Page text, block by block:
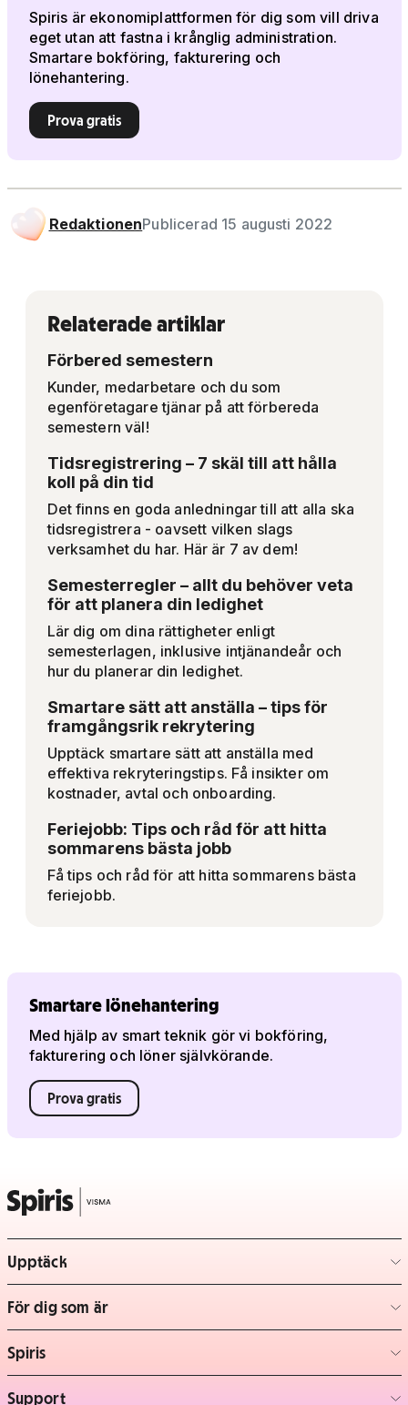
Spiris är ekonomiplattformen för dig som vill driva
eget utan att fastna i krånglig administration.
Smartare bokföring, fakturering och
lönehantering.
Prova gratis
RedaktionenPublicerad 15 augusti 2022
Relaterade artiklar
Förbered semestern
Kunder, medarbetare och du som
egenföretagare tjänar på att förbereda
semestern väl!
Tidsregistrering – 7 skäl till att hålla
koll på din tid
Det finns en goda anledningar till att alla ska
tidsregistrera - oavsett vilken slags
verksamhet du har. Här är 7 av dem!
Semesterregler – allt du behöver veta
för att planera din ledighet
Lär dig om dina rättigheter enligt
semesterlagen, inklusive intjänandeår och
hur du planerar din ledighet.
Smartare sätt att anställa – tips för
framgångsrik rekrytering
Upptäck smartare sätt att anställa med
effektiva rekryteringstips. Få insikter om
kostnader, avtal och onboarding.
Feriejobb: Tips och råd för att hitta
sommarens bästa jobb
Få tips och råd för att hitta sommarens bästa
feriejobb.
Smartare lönehantering
Med hjälp av smart teknik gör vi bokföring,
fakturering och löner självkörande.
Prova gratis
Upptäck
– klicka för att expandera lista
För dig som är
– klicka för att expandera lista
Spiris
– klicka för att expandera lista
Support